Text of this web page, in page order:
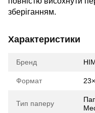
зберіганням.
Характеристики
Бренд
Формат
Тип паперу